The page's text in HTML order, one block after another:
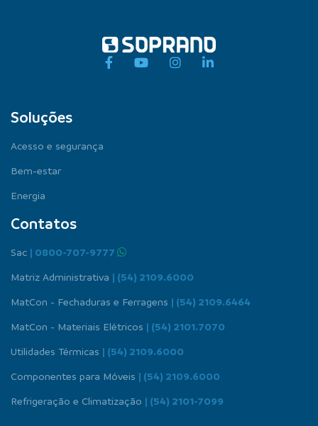
Soluções
Acesso e segurança
Bem-estar
Energia
Contatos
Sac | 0800-707-9777
Matriz Administrativa | (54) 2109.6000
MatCon - Fechaduras e Ferragens | (54) 2109.6464
MatCon - Materiais Elétricos | (54) 2101.7070
Utilidades Térmicas | (54) 2109.6000
Componentes para Móveis | (54) 2109.6000
Refrigeração e Climatização | (54) 2101-7099